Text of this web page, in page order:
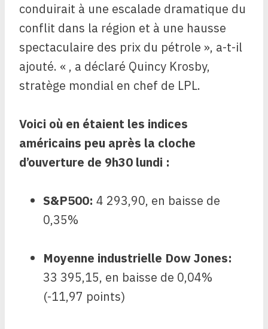
conduirait à une escalade dramatique du
conflit dans la région et à une hausse
spectaculaire des prix du pétrole », a-t-il
ajouté. « , a déclaré Quincy Krosby,
stratège mondial en chef de LPL.
Voici où en étaient les indices
américains peu après la cloche
d’ouverture de 9h30 lundi :
S&P500: 4 293,90, en baisse de
0,35%
Moyenne industrielle Dow Jones:
33 395,15, en baisse de 0,04%
(-11,97 points)